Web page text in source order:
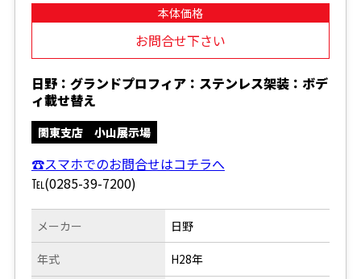
本体価格
お問合せ下さい
日野：グランドプロフィア：ステンレス架装：ボデ
ィ載せ替え
関東支店 小山展示場
☎スマホでのお問合せはコチラへ
℡(0285-39-7200)
メーカー
年式
日野
H28年